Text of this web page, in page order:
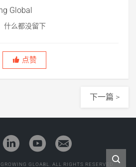
Global
什么都没留下
点赞
下一篇 >
GLOABL. ALL RIGHTS RESERVED.